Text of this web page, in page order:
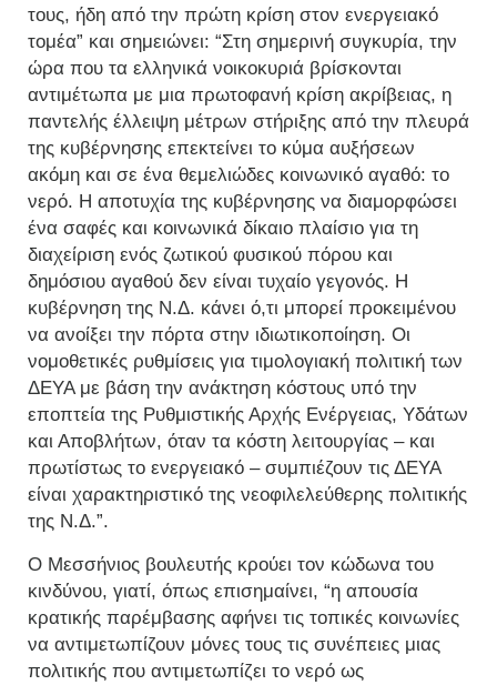
τους, ήδη από την πρώτη κρίση στον ενεργειακό
τομέα” και σημειώνει: “Στη σημερινή συγκυρία, την
ώρα που τα ελληνικά νοικοκυριά βρίσκονται
αντιμέτωπα με μια πρωτοφανή κρίση ακρίβειας, η
παντελής έλλειψη μέτρων στήριξης από την πλευρά
της κυβέρνησης επεκτείνει το κύμα αυξήσεων
ακόμη και σε ένα θεμελιώδες κοινωνικό αγαθό: το
νερό. Η αποτυχία της κυβέρνησης να διαμορφώσει
ένα σαφές και κοινωνικά δίκαιο πλαίσιο για τη
διαχείριση ενός ζωτικού φυσικού πόρου και
δημόσιου αγαθού δεν είναι τυχαίο γεγονός. Η
κυβέρνηση της Ν.Δ. κάνει ό,τι μπορεί προκειμένου
να ανοίξει την πόρτα στην ιδιωτικοποίηση. Οι
νομοθετικές ρυθμίσεις για τιμολογιακή πολιτική των
ΔΕΥΑ με βάση την ανάκτηση κόστους υπό την
εποπτεία της Ρυθμιστικής Αρχής Ενέργειας, Υδάτων
και Αποβλήτων, όταν τα κόστη λειτουργίας – και
πρωτίστως το ενεργειακό – συμπιέζουν τις ΔΕΥΑ
είναι χαρακτηριστικό της νεοφιλελεύθερης πολιτικής
της Ν.Δ.”.
Ο Μεσσήνιος βουλευτής κρούει τον κώδωνα του
κινδύνου, γιατί, όπως επισημαίνει, “η απουσία
κρατικής παρέμβασης αφήνει τις τοπικές κοινωνίες
να αντιμετωπίζουν μόνες τους τις συνέπειες μιας
πολιτικής που αντιμετωπίζει το νερό ως